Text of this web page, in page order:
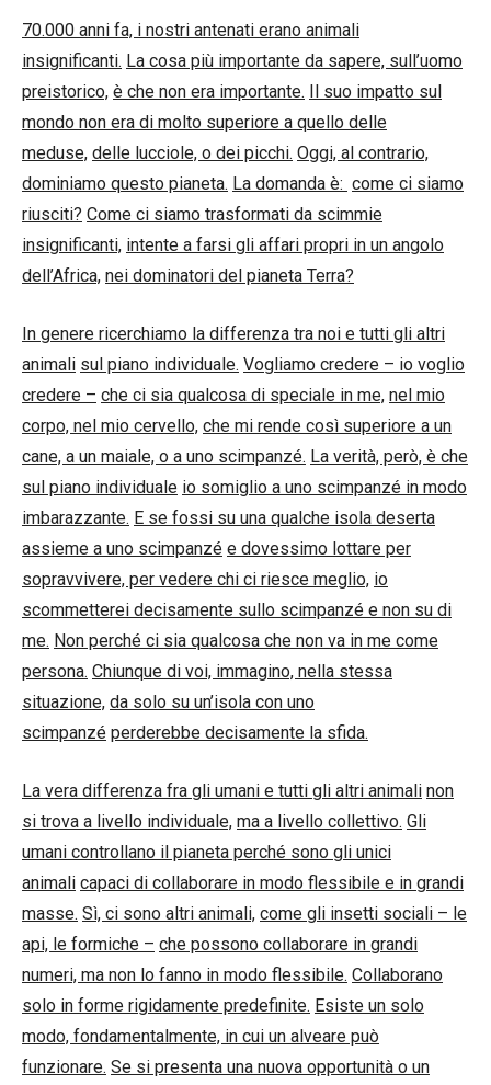
70.000 anni fa, i nostri antenati erano animali
insignificanti. La cosa più importante da sapere, sull’uomo
preistorico, è che non era importante. Il suo impatto sul
mondo non era di molto superiore a quello delle
meduse, delle lucciole, o dei picchi. Oggi, al contrario,
dominiamo questo pianeta. La domanda è: come ci siamo
riusciti? Come ci siamo trasformati da scimmie
insignificanti, intente a farsi gli affari propri in un angolo
dell’Africa, nei dominatori del pianeta Terra?
In genere ricerchiamo la differenza tra noi e tutti gli altri
animali sul piano individuale. Vogliamo credere – io voglio
credere – che ci sia qualcosa di speciale in me, nel mio
corpo, nel mio cervello, che mi rende così superiore a un
cane, a un maiale, o a uno scimpanzé. La verità, però, è che
sul piano individuale io somiglio a uno scimpanzé in modo
imbarazzante. E se fossi su una qualche isola deserta
assieme a uno scimpanzé e dovessimo lottare per
sopravvivere, per vedere chi ci riesce meglio, io
scommetterei decisamente sullo scimpanzé e non su di
me. Non perché ci sia qualcosa che non va in me come
persona. Chiunque di voi, immagino, nella stessa
situazione, da solo su un’isola con uno
scimpanzé perderebbe decisamente la sfida.
La vera differenza fra gli umani e tutti gli altri animali non
si trova a livello individuale, ma a livello collettivo. Gli
umani controllano il pianeta perché sono gli unici
animali capaci di collaborare in modo flessibile e in grandi
masse. Sì, ci sono altri animali, come gli insetti sociali – le
api, le formiche – che possono collaborare in grandi
numeri, ma non lo fanno in modo flessibile. Collaborano
solo in forme rigidamente predefinite. Esiste un solo
modo, fondamentalmente, in cui un alveare può
funzionare. Se si presenta una nuova opportunità o un